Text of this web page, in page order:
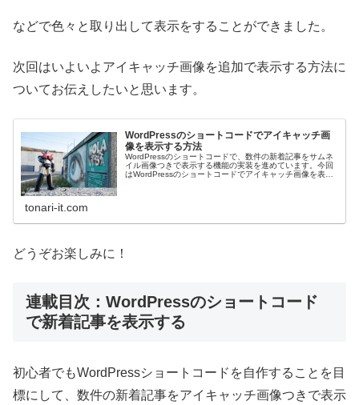
などで色々と取り出して表示をすることができました。
次回はいよいよアイキャッチ画像を追加で表示する方法に
ついてお伝えしたいと思います。
WordPressのショートコードでアイキャッチ画
像を表示する方法
WordPressのショートコードで、数件の新着記事をサムネ
イル画像つきで表示する機能の実装を進めています。今回
はWordPressのショートコードでアイキャッチ画像を表示
tonari-it.com
どうぞお楽しみに！
連載目次：WordPressのショートコード
で新着記事を表示する
初心者でもWordPressショートコードを自作することを目
標にして、数件の新着記事をアイキャッチ画像つきで表示